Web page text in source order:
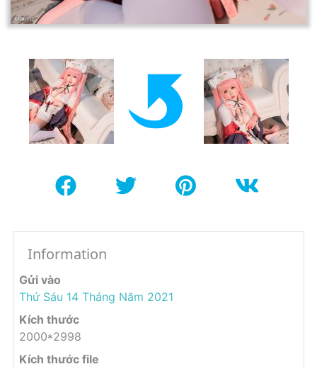
Information
Gửi vào
Thứ Sáu 14 Tháng Năm 2021
Kích thước
2000*2998
Kích thước file